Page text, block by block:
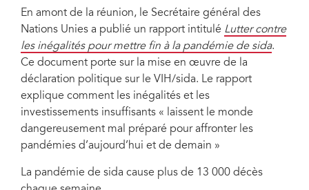
En amont de la réunion, le Secrétaire général des
Nations Unies a publié un rapport intitulé Lutter contre
les inégalités pour mettre fin à la pandémie de sida.
Ce document porte sur la mise en œuvre de la
déclaration politique sur le VIH/sida. Le rapport
explique comment les inégalités et les
investissements insuffisants « laissent le monde
dangereusement mal préparé pour affronter les
pandémies d’aujourd’hui et de demain »
La pandémie de sida cause plus de 13 000 décès